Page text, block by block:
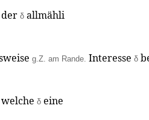
der δ allmähli
g.Z. am Rande. Interesse δ
δ eine